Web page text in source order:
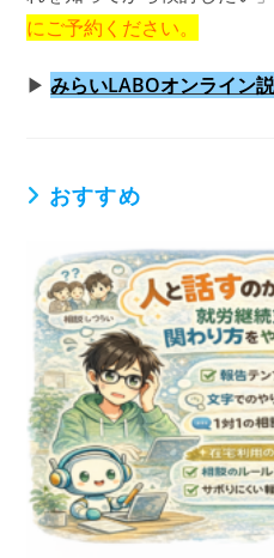
にご予約ください。
▶みらいLABOオンライン
おすすめ